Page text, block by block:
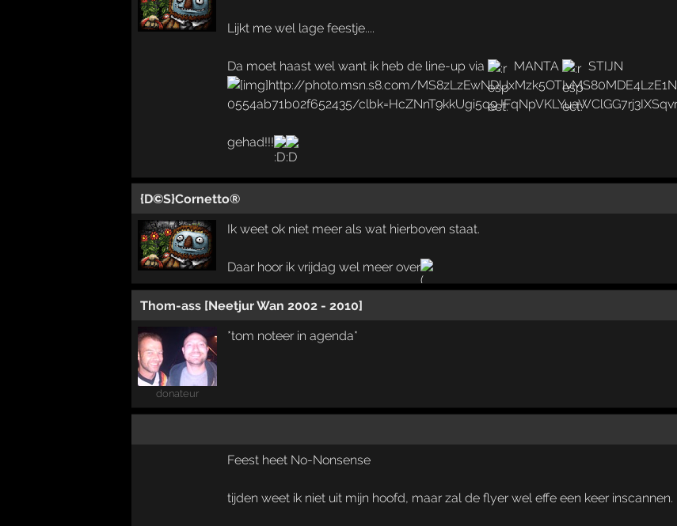
Lijkt me wel lage feestje....
Da moet haast wel want ik heb de line-up via MANTA STIJN
gehad!!!
{D©S}Cornetto®
Ik weet ok niet meer als wat hierboven staat.
Daar hoor ik vrijdag wel meer over
Thom-ass [Neetjur Wan 2002 - 2010]
donateur
*tom noteer in agenda*
Feest heet No-Nonsense
tijden weet ik niet uit mijn hoofd, maar zal de flyer wel effe een keer inscannen.